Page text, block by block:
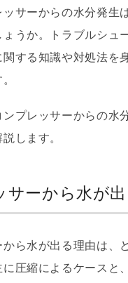
サーからの水分発生
ょうか。トラブルシュ
する知識や対処法を
プレッサーからの水
します。
サーから水が
から水が出る理由は、
圧縮によるケースと